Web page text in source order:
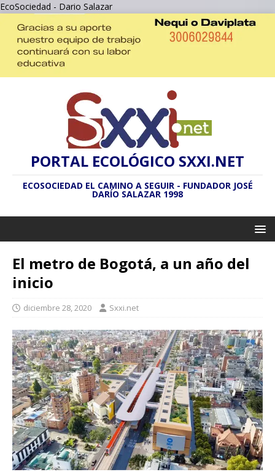
EcoSociedad - Dario Salazar
PORTAL ECOLÓGICO SXXI.NET
ECOSOCIEDAD EL CAMINO A SEGUIR - FUNDADOR JOSÉ
DARÍO SALAZAR 1998
El metro de Bogotá, a un año del
inicio
diciembre 28, 2020 Sxxi.net